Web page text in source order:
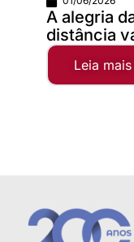
A alegria da
distância
Leia mais